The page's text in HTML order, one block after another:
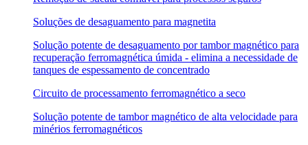
Soluções de desaguamento para magnetita
Solução potente de desaguamento por tambor magnético para
recuperação ferromagnética úmida - elimina a necessidade de
tanques de espessamento de concentrado
Circuito de processamento ferromagnético a seco
Solução potente de tambor magnético de alta velocidade para
minérios ferromagnéticos